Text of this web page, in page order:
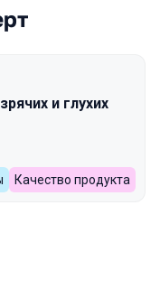
Spring
и глухих
Качество продукта